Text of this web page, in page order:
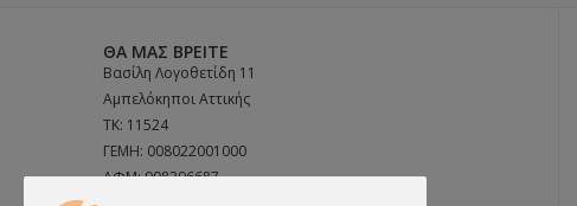
ΘΑ ΜΑΣ ΒΡΕΊΤΕ
Βασίλη Λογοθετίδη 11
Αμπελόκηποι Αττικής
ΤΚ: 11524
ΓΕΜΗ: 008022001000
ΑΦΜ: 998296687